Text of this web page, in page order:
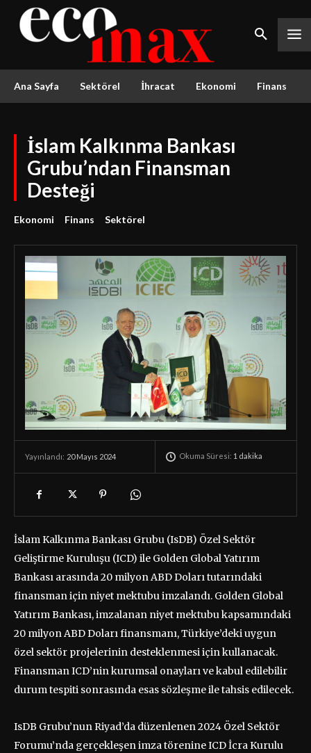
Ana Sayfa Sektörel İhracat Ekonomi Finans
İslam Kalkınma Bankası
Grubu’ndan Finansman
Desteği
Ekonomi Finans Sektörel
Yayınlandı: 20 Mayıs 2024 Okuma Süresi: 1 dakika
İslam Kalkınma Bankası Grubu (IsDB) Özel Sektör
Geliştirme Kuruluşu (ICD) ile Golden Global Yatırım
Bankası arasında 20 milyon ABD Doları tutarındaki
finansman için niyet mektubu imzalandı. Golden Global
Yatırım Bankası, imzalanan niyet mektubu kapsamındaki
20 milyon ABD Doları finansmanı, Türkiye’deki uygun
özel sektör projelerinin desteklenmesi için kullanacak.
Finansman ICD’nin kurumsal onayları ve kabul edilebilir
durum tespiti sonrasında esas sözleşme ile tahsis edilecek.
IsDB Grubu’nun Riyad’da düzenlenen 2024 Özel Sektör
Forumu’nda gerçekleşen imza törenine ICD İcra Kurulu